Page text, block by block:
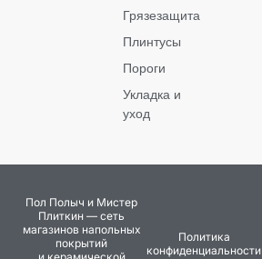
Грязезащита
Плинтусы
Пороги
Укладка и
уход
Пол Полыч и Мистер
Плиткин — сеть
магазинов напольных
покрытий
Политика
конфиденциальности